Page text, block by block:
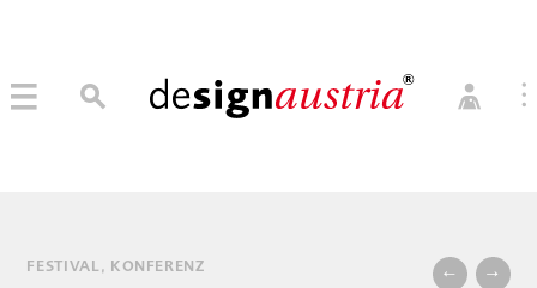
FESTIVAL, KONFERENZ ← →